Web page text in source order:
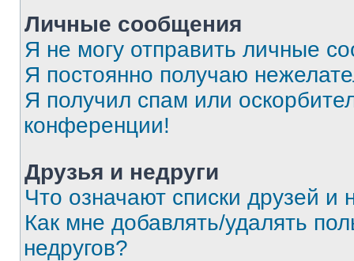
Личные сообщения
Я не могу отправить личные
Я постоянно получаю
Я получил спам или
конференции!
Друзья и недруги
Что означают списки друзей и
Как мне добавлять/удалять
недругов?